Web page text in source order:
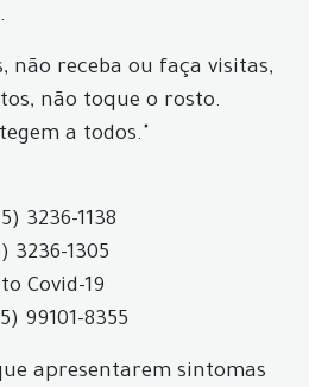
não receba ou faça visitas,
não toque o rosto.
a todos."
3236-1138
3236-1305
Covid-19
99101-8355
apresentarem sintomas